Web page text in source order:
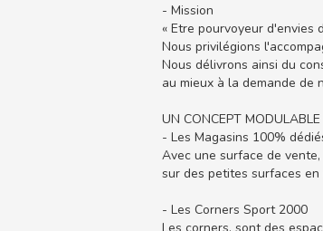
- Mission
« Etre pourvoyeur d'envies
Nous privilégions
Nous délivrons ainsi du
au mieux à la demande de
UN CONCEPT MODULABLE
- Les Magasins 100%
Avec une surface de
sur des petites surfaces
- Les Corners Sport 2000
Les corners, sont des